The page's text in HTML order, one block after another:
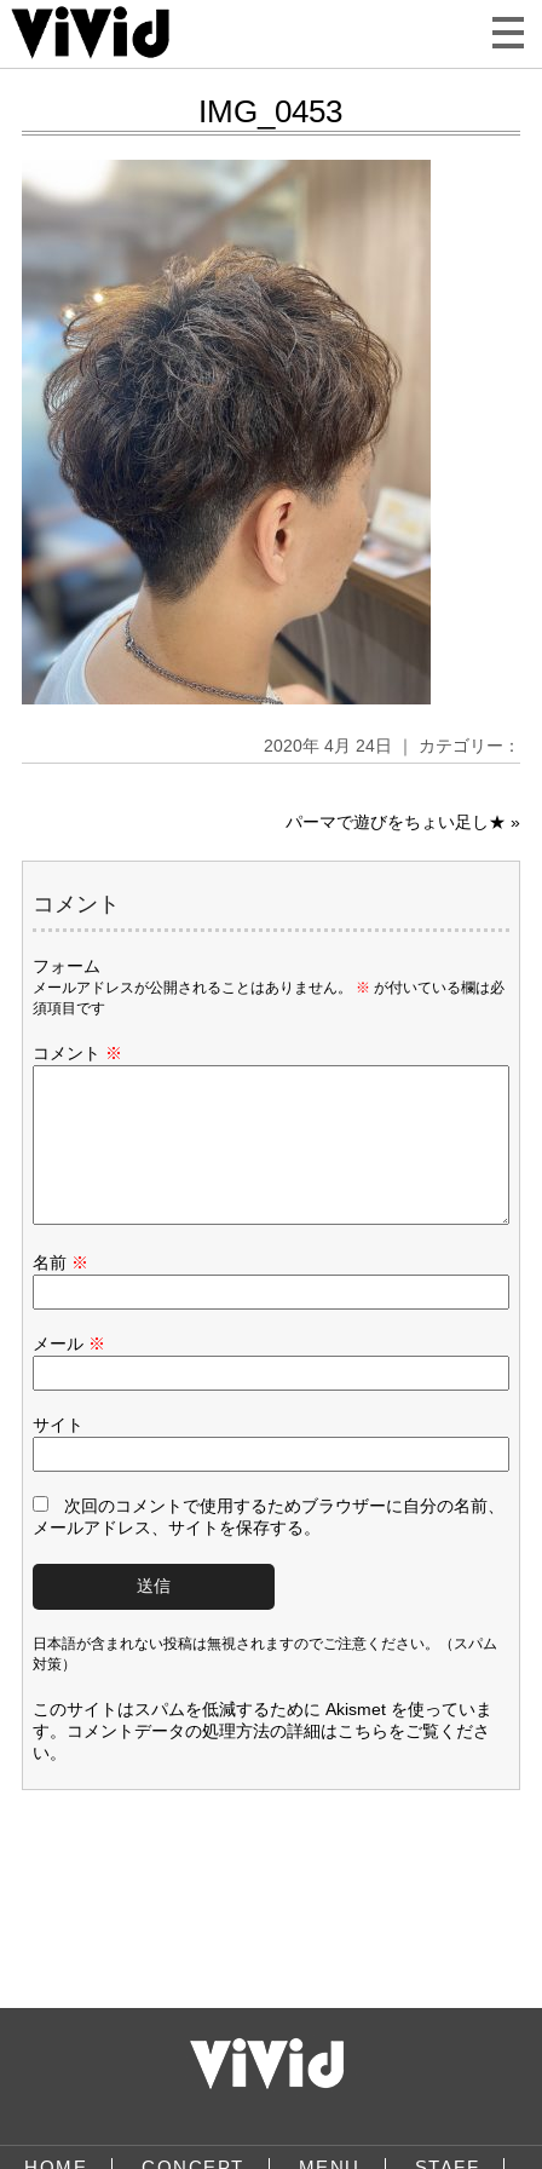
IMG_0453
2020年 4月 24日 ｜ カテゴリー：
パーマで遊びをちょい足し★ »
コメント
フォーム
メールアドレスが公開されることはありません。 ※ が付いている欄は必
須項目です
コメント ※
名前 ※
メール ※
サイト
次回のコメントで使用するためブラウザーに自分の名前、
メールアドレス、サイトを保存する。
日本語が含まれない投稿は無視されますのでご注意ください。（スパム
対策）
このサイトはスパムを低減するために Akismet を使っていま
す。
コメントデータの処理方法の詳細はこちらをご覧くださ
い。